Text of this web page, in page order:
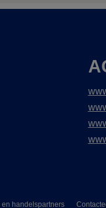
en handelspartners